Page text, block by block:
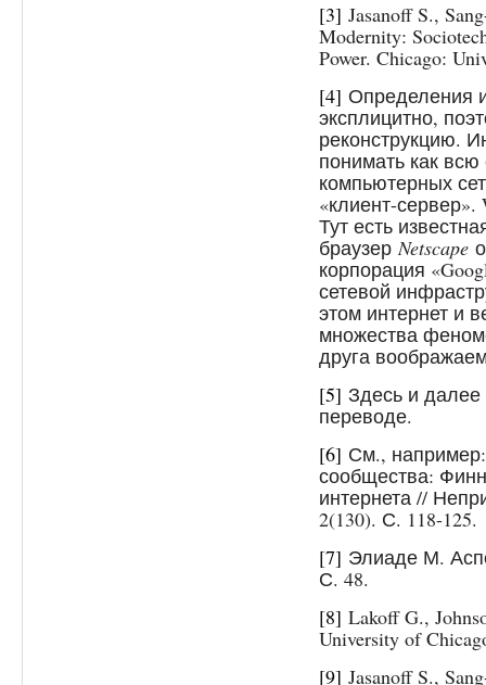
[3] Jasanoff S.,
Modernity:
Power. Chicago:
[4] Определения
эксплицитно,
реконструкцию.
понимать как всю
компьютерных
«клиент-
Тут есть
браузерNetscape
корпорация
сетевой
этом интернет и
множества
друга
[5] Здесь и
переводе.
[6] См.,
сообщества:
интернета //
2(130). С. 118-125.
[7] Элиаде М.
С. 48.
[8] Lakoff G.,
University of
[9] Jasanoff S.,